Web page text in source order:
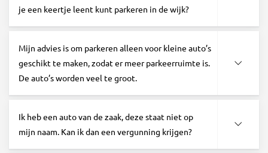
je een keertje leent kunt parkeren in de wijk?
Mijn advies is om parkeren alleen voor kleine auto’s
geschikt te maken, zodat er meer parkeerruimte is.
De auto’s worden veel te groot.
Ik heb een auto van de zaak, deze staat niet op
mijn naam. Kan ik dan een vergunning krijgen?